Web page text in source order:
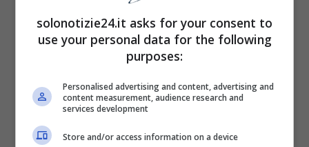
facendo fuoriuscire il sangue. Questo fastidio
non colpisce solo le cosce, ma anche le
ascelle o l’inguine, ovvero le zone dove
sudiamo di più.
Infiammazione da
solonotizie24.it asks for your consent to
use your personal data for the following
purposes:
Personalised advertising and content, advertising and
content measurement, audience research and
services development
Store and/or access information on a device